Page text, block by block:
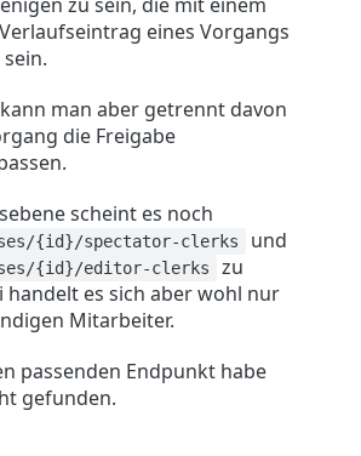
eines Vorgangs
man aber getrennt davon
die Freigabe
scheint es noch
{id}/spectator-clerks und
{id}/editor-clerks
zu
handelt es sich aber wohl nur
Mitarbeiter.
passenden Endpunkt habe
gefunden.